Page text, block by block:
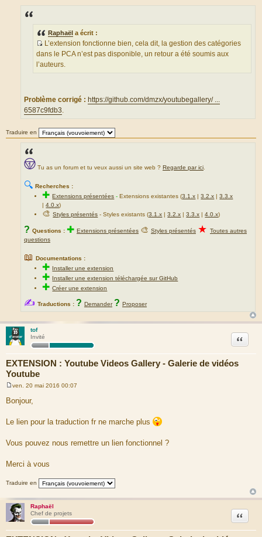
Raphaël a écrit :
S
o
e
d
m
s
g
e
L’extension fonctionne bien, cela dit, la gestion des catégories
dans le PCA n’est pas disponible, un retour a été soumis aux
l’auteurs.
Problème corrigé : https://github.com/dmzx/youtubegallery/ ...
6587c9fdb3
Traduire en
Tu as un forum et tu veux aussi un site web ? Regarde par ici.
🔍 Recherches :
✚Extensions présentées -Extensions existantes (3.1.x |3.2.x |3.3.x
|4.0.x)
🎨Styles présentés - Styles existants (3.1.x |3.2.x |3.3.x |4.0.x)
? Questions : ✚ Extensions présentées 🎨 Styles présentés ★ Toutes autres
questions
📖 Documentations :
✚ Installer une extension
✚ Installer une extension téléchargée sur GitHub
✚Créer une extension
✍ Traductions : ? Demander ? Proposer
tof
Invité
EXTENSION : Youtube Videos Gallery - Galerie de vidéos
Youtube
Citation
s
g
ven. 20 mai 2016 00:07
Bonjour,
Le lien pour la traduction fr ne marche plus
Vous pouvez nous remettre un lien fonctionnel ?
Merci à vous
Traduire en
Raphaël
Chef de projets
Citation